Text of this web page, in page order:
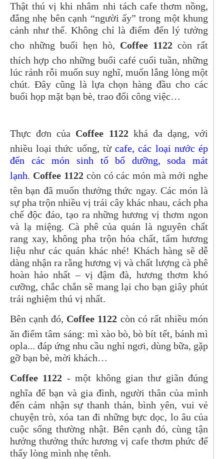
Thật thú vị khi nhâm nhi tách cafe thơm nồng,
đắng nhẹ bên cạnh “người ấy” trong một khung
cảnh như thế. Không chỉ là điểm đến lý tưởng
cho những buổi hẹn hò, Coffee 1122 còn rất
thích hợp cho những buổi café cuối tuần, những
lúc rảnh rỗi muốn suy nghĩ, muốn lắng lòng một
chút. Đây cũng là lựa chọn hàng đầu cho các
buổi họp mặt bạn bè, trao đổi công việc…
Thực đơn của Coffee 1122khá đa dạng, với
nhiều loại thức uống, từcafe, các loại nước ép
đến các món sinh tố bổ dưỡng, soda mát
lạnh. Coffee 1122 còn có các món mà mới nghe
tên bạn đã muốn thưởng thức ngay. Các món là
sự pha trộn nhiều vị trái cây khác nhau, cách pha
chế độc đáo, tạo ra những hương vị thơm ngon
và lạ miệng. Cà phê của quán là nguyên chất
rang xay, không pha trộn hóa chất, tẩm hương
liệu như các quán khác nhé! Khách hàng sẽ dễ
dàng nhận ra rằng hương vị và chất lượng cà phê
hoàn hảo nhất – vị đậm đà, hương thơm khó
cưỡng, chắc chắn sẽ mang lại cho bạn giây phút
trải nghiệm thú vị nhất.
Bên cạnh đó, Coffee 1122 còn có rất nhiều món
ăn điểm tâm sáng: mì xào bò, bò bít tết, bánh mì
opla... đáp ứng nhu cầu nghỉ ngơi, dùng bữa, gặp
gỡ bạn bè, mời khách…
Coffee 1122 - một không gian thư giãn đúng
nghĩa để bạn và gia đình, người thân của mình
đến cảm nhận sự thanh thản, bình yên, vui vẻ
chuyện trò, xóa tan đi những bực dọc, lo âu của
cuộc sống thường nhật. Bên cạnh đó, cùng tận
hưởng thưởng thức hương vị cafe thơm phức để
thấy lòng mình nhẹ tênh.